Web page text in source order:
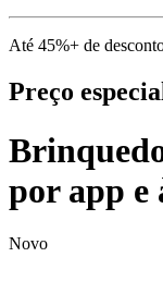
Até 45%+ de
Preço
por app e
Novo